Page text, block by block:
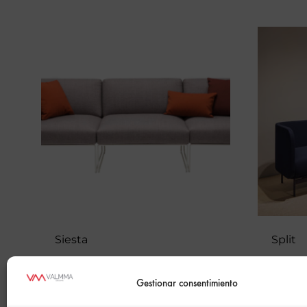
Gestionar consentimiento
Siesta Split